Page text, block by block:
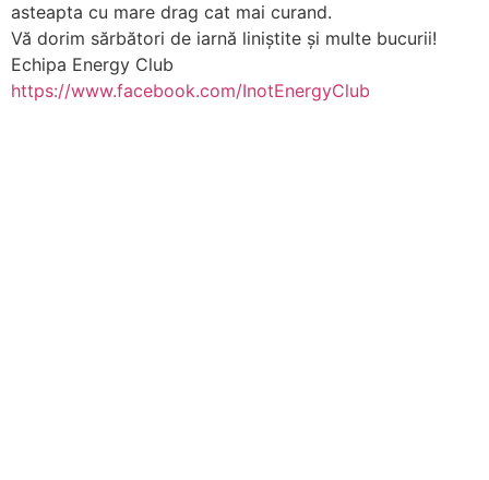
asteapta cu mare drag cat mai curand.
Vă dorim sărbători de iarnă liniștite și multe bucurii!
Echipa Energy Club
https://www.facebook.com/InotEnergyClub